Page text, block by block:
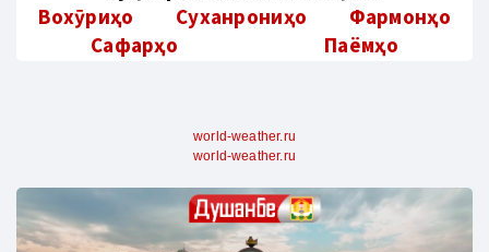
Вохӯриҳо Суханрониҳо
Фармонҳо
Сафарҳо
Паёмҳо
world-weather.ru
world-weather.ru